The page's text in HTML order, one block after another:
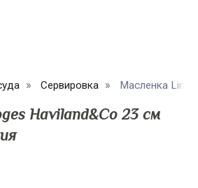
Сервировка Масленка
Haviland&Co 23 см